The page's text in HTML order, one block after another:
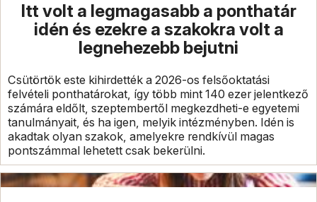
Itt volt a legmagasabb a ponthatár
idén és ezekre a szakokra volt a
legnehezebb bejutni
Csütörtök este kihirdették a 2026-os felsőoktatási
felvételi ponthatárokat, így több mint 140 ezer jelentkező
számára eldőlt, szeptembertől megkezdheti-e egyetemi
tanulmányait, és ha igen, melyik intézményben. Idén is
akadtak olyan szakok, amelyekre rendkívül magas
pontszámmal lehetett csak bekerülni.